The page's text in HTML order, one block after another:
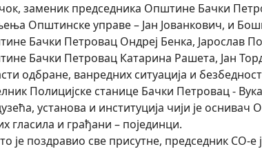
заменик председника Општине Бачки
Општинске управе – Јан Јованкович, и
Бачки Петровац Ондреј Бенка, Јарослав
Бачки Петровац Катарина Рашета, Јан
одбране, ванредних ситуација и
Полицијске станице Бачки Петровац -
установа и институција чији је
гласила и грађани – појединци.
је поздравио све присутне, председник СО-е